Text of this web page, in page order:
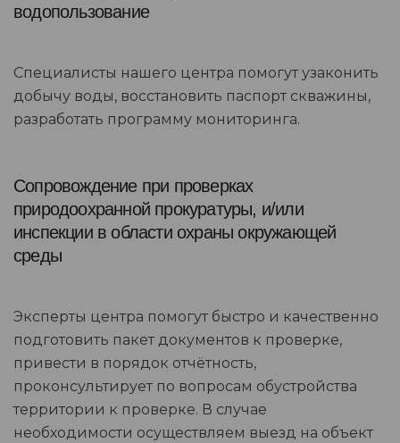
водопользование
Специалисты нашего центра помогут узаконить
добычу воды, восстановить паспорт скважины,
разработать программу мониторинга.
Сопровождение при проверках
природоохранной прокуратуры, и/или
инспекции в области охраны окружающей
среды
Эксперты центра помогут быстро и качественно
подготовить пакет документов к проверке,
привести в порядок отчётность,
проконсультирует по вопросам обустройства
территории к проверке. В случае
необходимости осуществляем выезд на объект